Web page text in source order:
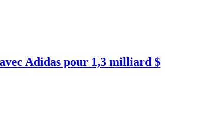
Adidas pour 1,3 milliard $